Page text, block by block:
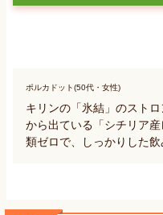
ポルカドット(50代・女性)
キリンの「氷結」のスト
から出ている「シチリア
類ゼロで、しっかりした飲